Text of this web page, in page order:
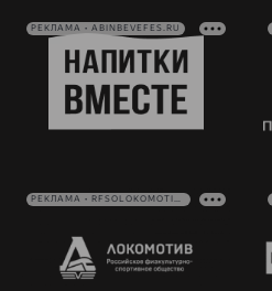
РЕКЛАМА • ABINBEVEFES.RU
РЕКЛАМА • RFSOLOKOMOTIV.RU